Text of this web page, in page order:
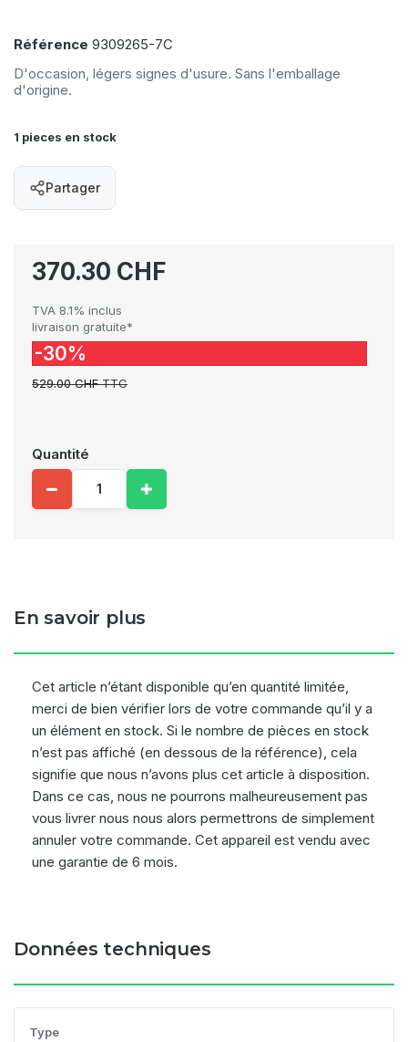
Référence 9309265-7C
D'occasion, légers signes d'usure. Sans l'emballage
d'origine.
1 pieces en stock
Partager
370.30 CHF
TVA 8.1% inclus
livraison gratuite*
-30%
529.00 CHFTTC
Quantité
En savoir plus
Cet article n’étant disponible qu’en quantité limitée,
merci de bien vérifier lors de votre commande qu’il y a
un élément en stock. Si le nombre de pièces en stock
n’est pas affiché (en dessous de la référence), cela
signifie que nous n’avons plus cet article à disposition.
Dans ce cas, nous ne pourrons malheureusement pas
vous livrer nous nous alors permettrons de simplement
annuler votre commande. Cet appareil est vendu avec
une garantie de 6 mois.
Données techniques
Type